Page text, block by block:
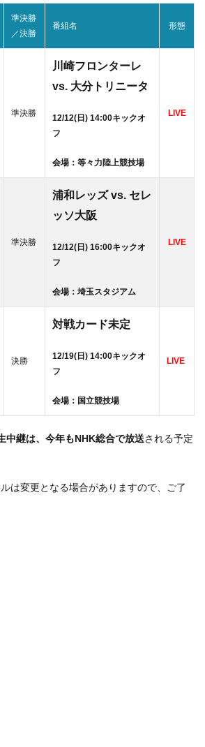
準決勝
／決勝
番組名 形態
準決勝
川崎フロンターレ
vs. 大分トリニータ
12/12(日) 14:00キックオ
フ
会場：等々力陸上競技場
LIVE
準決勝
浦和レッズ vs. セレ
ッソ大阪
12/12(日) 16:00キックオ
フ
会場：埼玉スタジアム
LIVE
決勝
対戦カード未定
12/19(日) 14:00キックオ
フ
会場：国立競技場
LIVE
中継は、今年もNHK総合で放送される予定
は変更となる場合がありますので、ご了